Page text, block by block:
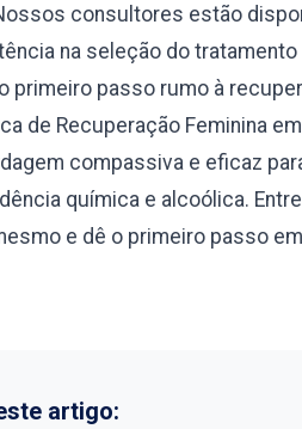
consultores estão
na seleção do
primeiro passo rumo à
de Recuperação Feminina
compassiva e eficaz
química e alcoólica.
e dê o primeiro passo
artigo: